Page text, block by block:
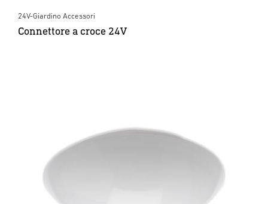
24V-Giardino Accessori
Connettore a croce 24V